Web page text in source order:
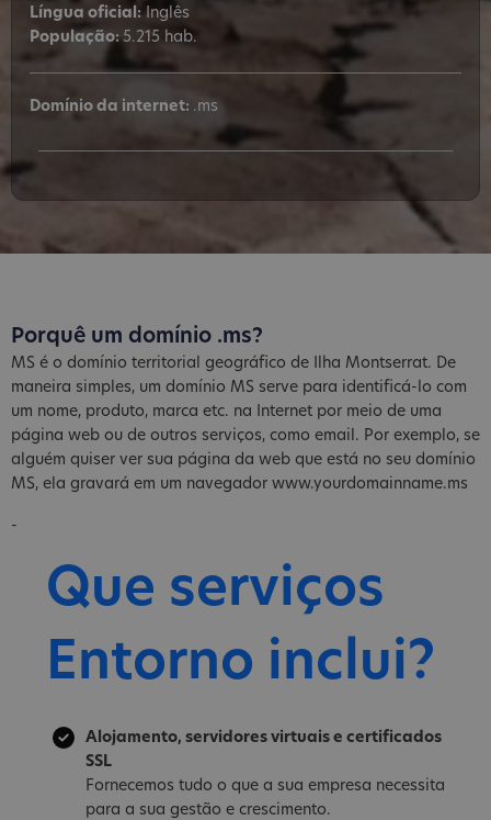
Língua oficial: Inglês
População:5.215 hab.
Domínio da internet: .ms
Porquê um domínio .ms?
MS é o domínio territorial geográfico de Ilha Montserrat. De
maneira simples, um domínio MS serve para identificá-lo com
um nome, produto, marca etc. na Internet por meio de uma
página web ou de outros serviços, como email. Por exemplo, se
alguém quiser ver sua página da web que está no seu domínio
MS, ela gravará em um navegador www.yourdomainname.ms
-
Que serviços
Entorno inclui?
Alojamento, servidores virtuais e certificados
SSL
Fornecemos tudo o que a sua empresa necessita
para a sua gestão e crescimento.